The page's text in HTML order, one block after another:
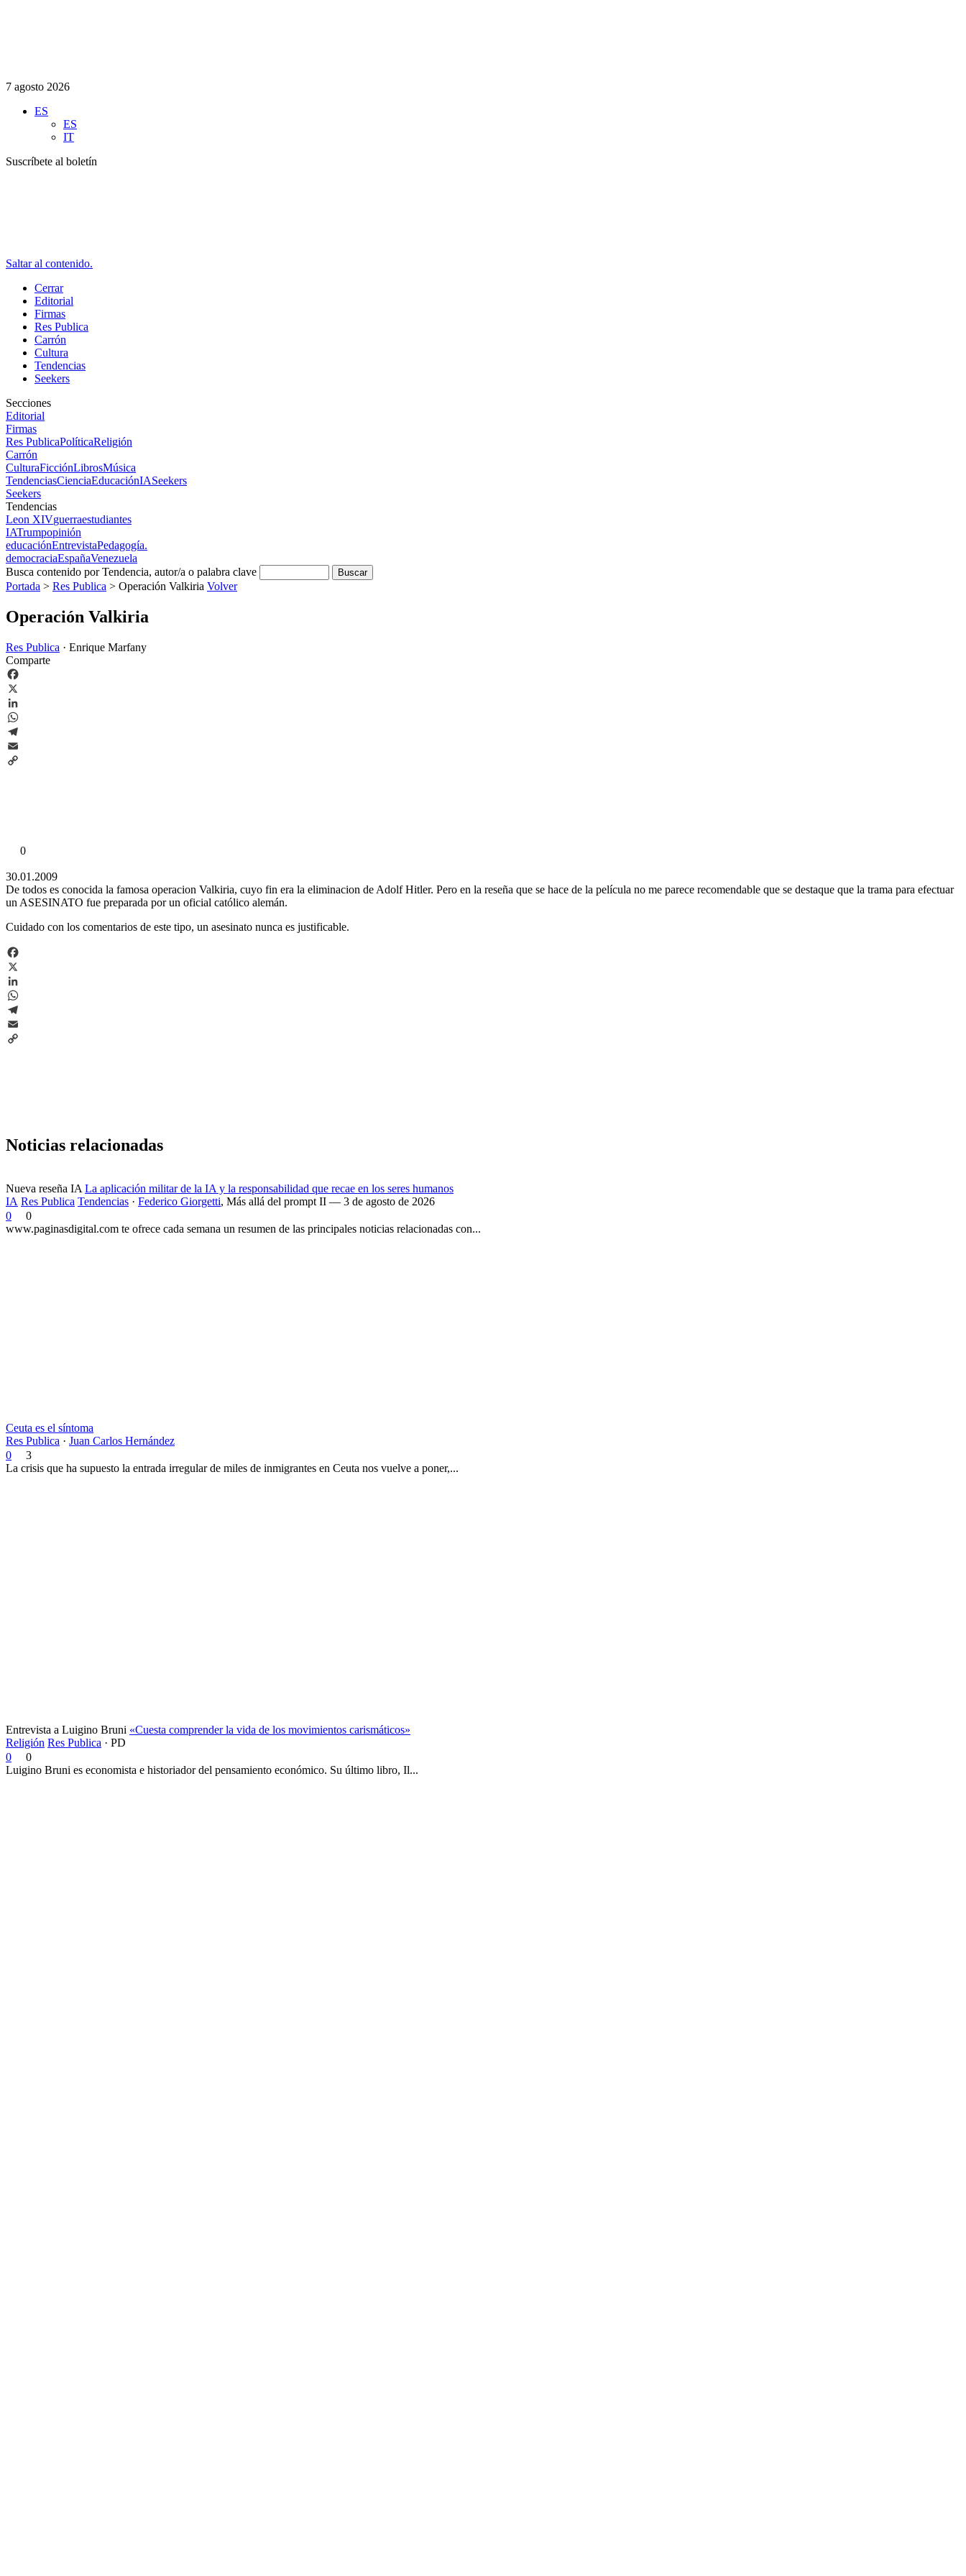
7 agosto 2026
ES
ES
IT
Suscríbete al boletín
Saltar al contenido.
Cerrar
Editorial
Firmas
Res Publica
Carrón
Cultura
Tendencias
Seekers
Secciones
Editorial
Firmas
Res PublicaPolíticaReligión
Carrón
CulturaFicciónLibrosMúsica
TendenciasCienciaEducaciónIASeekers
Seekers
Tendencias
Leon XIVguerraestudiantes
IATrumpopinión
educaciónEntrevistaPedagogía.
democraciaEspañaVenezuela
Busca contenido por Tendencia, autor/a o palabra clave
Portada > Res Publica > Operación Valkiria Volver
Operación Valkiria
Res Publica · Enrique Marfany
Comparte
Facebook
X
LinkedIn
WhatsApp
Telegram
Email
0
30.01.2009
De todos es conocida la famosa operacion Valkiria, cuyo fin era la eliminacion de Adolf Hitler. Pero en la reseña que se hace de la película no me parece recomendable que se destaque que la trama para efectuar
un ASESINATO fue preparada por un oficial católico alemán.
Cuidado con los comentarios de este tipo, un asesinato nunca es justificable.
Facebook
X
LinkedIn
WhatsApp
Telegram
Email
Noticias relacionadas
Nueva reseña IA La aplicación militar de la IA y la responsabilidad que recae en los seres humanos
IA Res Publica Tendencias · Federico Giorgetti, Más allá del prompt II — 3 de agosto de 2026
0
0
www.paginasdigital.com te ofrece cada semana un resumen de las principales noticias relacionadas con...
Ceuta es el síntoma
Res Publica · Juan Carlos Hernández
0
3
La crisis que ha supuesto la entrada irregular de miles de inmigrantes en Ceuta nos vuelve a poner,...
Entrevista a Luigino Bruni «Cuesta comprender la vida de los movimientos carismáticos»
Religión Res Publica · PD
0
0
Luigino Bruni es economista e historiador del pensamiento económico. Su último libro, Il...